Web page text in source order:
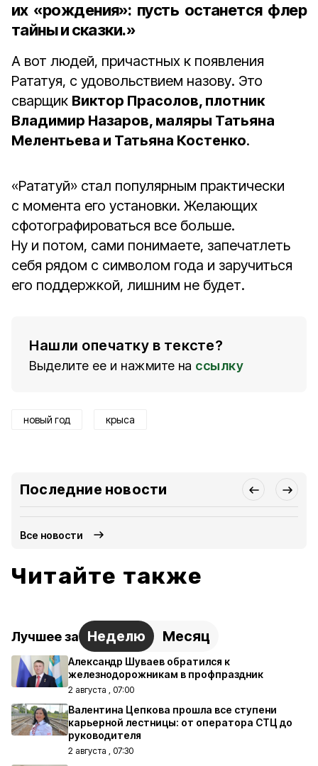
их «рождения»: пусть останется флер
тайны и сказки.»
А вот людей, причастных к появления
Рататуя, с удовольствием назову. Это
сварщик Виктор Прасолов, плотник
Владимир Назаров, маляры Татьяна
Мелентьева и Татьяна Костенко.
«Рататуй» стал популярным практически
с момента его установки. Желающих
сфотографироваться все больше.
Ну и потом, сами понимаете, запечатлеть
себя рядом с символом года и заручиться
его поддержкой, лишним не будет.
Нашли опечатку в тексте?
Выделите ее и нажмите на ссылку
новый год крыса
Последние новости
Все новости
Читайте также
Лучшее за Неделю Месяц
Александр Шуваев обратился к
железнодорожникам в профпраздник
2 августа , 07:00
Валентина Цепкова прошла все ступени
карьерной лестницы: от оператора СТЦ до
руководителя
2 августа , 07:30